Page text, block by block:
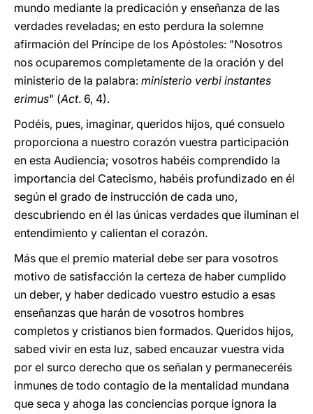
mundo mediante la predicación y enseñanza de las
verdades reveladas; en esto perdura la solemne
afirmación del Príncipe de los Apóstoles: "Nosotros
nos ocuparemos completamente de la oración y del
ministerio de la palabra: ministerio verbi instantes
erimus" (Act. 6, 4).
Podéis, pues, imaginar, queridos hijos, qué consuelo
proporciona a nuestro corazón vuestra participación
en esta Audiencia; vosotros habéis comprendido la
importancia del Catecismo, habéis profundizado en él
según el grado de instrucción de cada uno,
descubriendo en él las únicas verdades que iluminan el
entendimiento y calientan el corazón.
Más que el premio material debe ser para vosotros
motivo de satisfacción la certeza de haber cumplido
un deber, y haber dedicado vuestro estudio a esas
enseñanzas que harán de vosotros hombres
completos y cristianos bien formados. Queridos hijos,
sabed vivir en esta luz, sabed encauzar vuestra vida
por el surco derecho que os señalan y permaneceréis
inmunes de todo contagio de la mentalidad mundana
que seca y ahoga las conciencias porque ignora la